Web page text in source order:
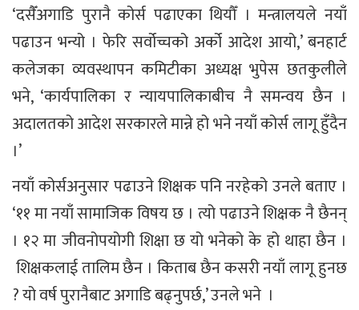
‘दसैँअगाडि पुरानै कोर्स पढाएका थियौँ । मन्त्रालयले नयाँ
पढाउन भन्यो । फेरि सर्वोच्चको अर्को आदेश आयो,’ बनहार्ट
कलेजका व्यवस्थापन कमिटीका अध्यक्ष भुपेस छतकुलीले
भने, ‘कार्यपालिका र न्यायपालिकाबीच नै समन्वय छैन ।
अदालतको आदेश सरकारले मान्ने हो भने नयाँ कोर्स लागू हुँदैन
।’
नयाँ कोर्सअनुसार पढाउने शिक्षक पनि नरहेको उनले बताए ।
‘११ मा नयाँ सामाजिक विषय छ । त्यो पढाउने शिक्षक नै छैनन्
। १२ मा जीवनोपयोगी शिक्षा छ यो भनेको के हो थाहा छैन ।
शिक्षकलाई तालिम छैन । किताब छैन कसरी नयाँ लागू हुनछ
? यो वर्ष पुरानैबाट अगाडि बढ्नुपर्छ,’ उनले भने ।